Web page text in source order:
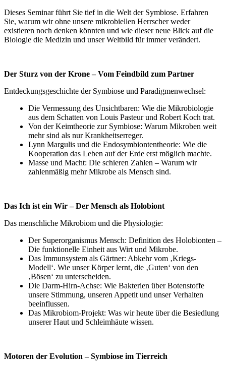
Dieses Seminar führt Sie tief in die Welt der Symbiose. Erfahren
Sie, warum wir ohne unsere mikrobiellen Herrscher weder
existieren noch denken könnten und wie dieser neue Blick auf die
Biologie die Medizin und unser Weltbild für immer verändert.
Der Sturz von der Krone – Vom Feindbild zum Partner
Entdeckungsgeschichte der Symbiose und Paradigmenwechsel:
Die Vermessung des Unsichtbaren: Wie die Mikrobiologie
aus dem Schatten von Louis Pasteur und Robert Koch trat.
Von der Keimtheorie zur Symbiose: Warum Mikroben weit
mehr sind als nur Krankheitserreger.
Lynn Margulis und die Endosymbiontentheorie: Wie die
Kooperation das Leben auf der Erde erst möglich machte.
Masse und Macht: Die schieren Zahlen – Warum wir
zahlenmäßig mehr Mikrobe als Mensch sind.
Das Ich ist ein Wir – Der Mensch als Holobiont
Das menschliche Mikrobiom und die Physiologie:
Der Superorganismus Mensch: Definition des Holobionten –
Die funktionelle Einheit aus Wirt und Mikrobe.
Das Immunsystem als Gärtner: Abkehr vom ‚Kriegs-
Modell‘. Wie unser Körper lernt, die ‚Guten‘ von den
‚Bösen‘ zu unterscheiden.
Die Darm-Hirn-Achse: Wie Bakterien über Botenstoffe
unsere Stimmung, unseren Appetit und unser Verhalten
beeinflussen.
Das Mikrobiom-Projekt: Was wir heute über die Besiedlung
unserer Haut und Schleimhäute wissen.
Motoren der Evolution – Symbiose im Tierreich